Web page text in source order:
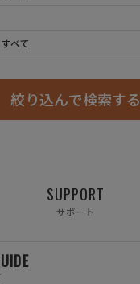
絞り込んで検索する
SUPPORT
サポート